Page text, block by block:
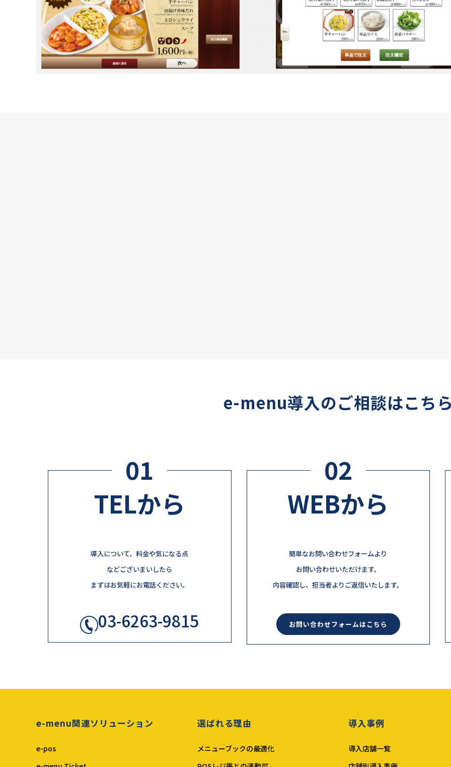
e-menu導入のご相談はこち
01
TELから
導入について、料金や気になる点
などございまいしたら
まずはお気軽にお電話ください。
03-6263-9815
02
WEBから
簡単なお問い合わせフォームより
お問い合わせいただけます。
内容確認し、担当者よりご返信いたします。
お問い合わせフォームはこちら
e-menu関連ソリューション
e-pos
選ばれる理由
メニューブックの最適化
導入事例
導入店舗一覧